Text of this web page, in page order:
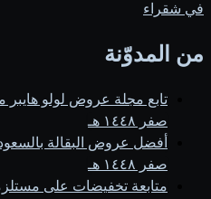
في شقراء
من المدوّنة
تابع مجلة عروض لولو هايبر
صفر ١٤٤٨ هـ
أفضل عروض البقالة
صفر ١٤٤٨ هـ
متابعة تخفيضات على